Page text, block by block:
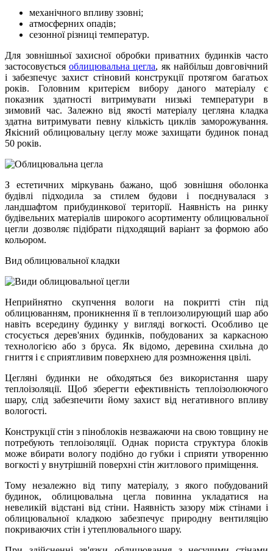
механічного впливу ззовні;
атмосферних опадів;
сезонної різниці температур.
Для зовнішньої захисної обробки приватних будинків часто
застосовуєтьсяоблицювальна цегла, як найбільш довговічний
і забезпечує захист стіновий конструкції протягом багатьох
років. Головним критерієм вибору даного матеріалу є
показник здатності витримувати низькі температури в
зимовий час. Залежно від якості матеріалу цегляна кладка
здатна витримувати певну кількість циклів заморожування.
Якісний облицювальну цеглу може захищати будинок понад
50 років.
З естетичних міркувань бажано, щоб зовнішня оболонка
будівлі підходила за стилем будови і поєднувалася з
ландшафтом прибудинкової території. Наявність на ринку
будівельних матеріалів широкого асортименту облицювальної
цегли дозволяє підібрати підходящий варіант за формою або
кольором.
Вид облицювальної кладки
Неприйнятно скупчення вологи на покритті стін під
облицюванням, проникнення її в теплоизолирующий шар або
навіть всередину будинку у вигляді вогкості. Особливо це
стосується дерев'яних будинків, побудованих за каркасною
технологією або з бруса. Як відомо, деревина схильна до
гниття і є сприятливим поверхнею для розмноження цвілі.
Цегляні будинки не обходяться без використання шару
теплоізоляції. Щоб зберегти ефективність теплоізолюючого
шару, слід забезпечити йому захист від негативного впливу
вологості.
Конструкції стін з піноблоків незважаючи на свою товщину не
потребують теплоізоляції. Однак пориста структура блоків
може вбирати вологу подібно до губки і сприяти утворенню
вогкості у внутрішній поверхні стін житлового приміщення.
Тому незалежно від типу матеріалу, з якого побудований
будинок, облицювальна цегла повинна укладатися на
невеликій відстані від стіни. Наявність зазору між стінами і
облицювальної кладкою забезпечує природну вентиляцію
покриваючих стін і утеплювального шару.